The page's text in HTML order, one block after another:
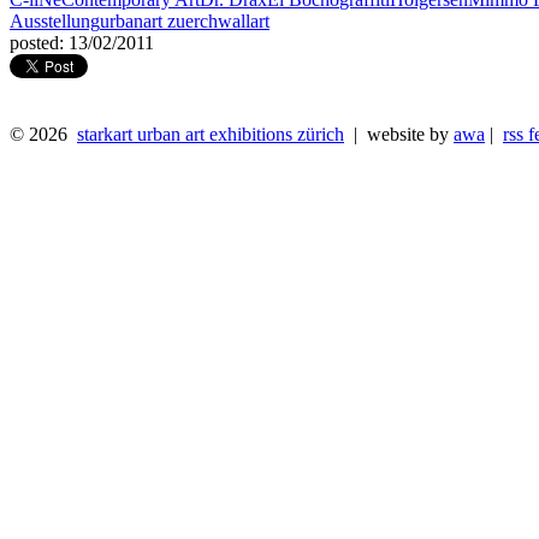
Ausstellungurbanart zuerchwallart
posted: 13/02/2011
© 2026 starkart urban art exhibitions zürich | website by awa | rss